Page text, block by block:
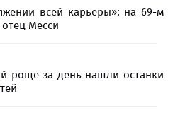
всей карьеры»: на 69-м
Месси
роще за день нашли останки